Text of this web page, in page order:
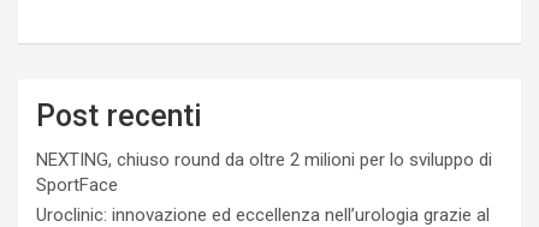
Post recenti
NEXTING, chiuso round da oltre 2 milioni per lo sviluppo di
SportFace
Uroclinic: innovazione ed eccellenza nell’urologia grazie al